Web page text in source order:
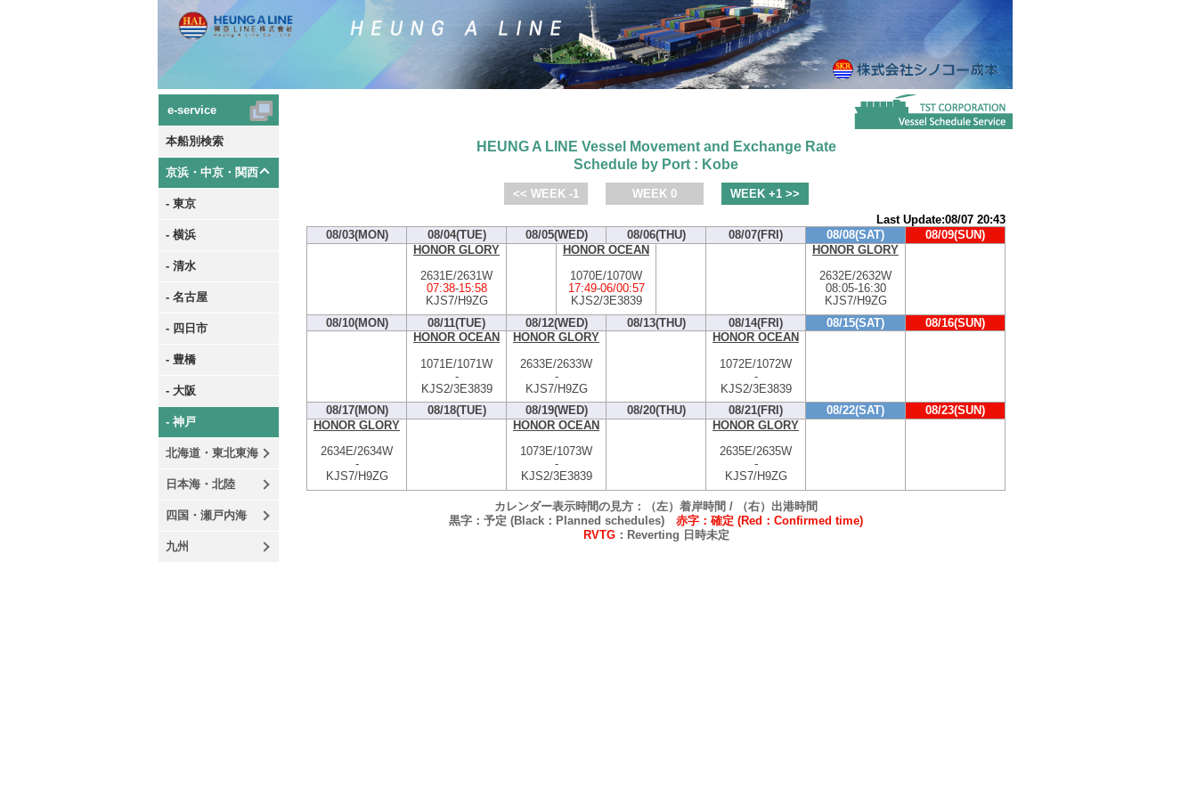
e-service
本船別検索
京浜・中京・関西
- 東京
- 横浜
- 清水
- 名古屋
- 四日市
- 豊橋
- 大阪
- 神戸
北海道・東北東海
日本海・北陸
四国・瀬戸内海
九州
HEUNG A LINE Vessel Movement and Exchange Rate
Schedule by Port : Kobe
<< WEEK -1 WEEK 0
WEEK +1 >>
Last Update:08/07 20:43
08/03(MON)
08/04(TUE) 08/05(WED) 08/06(THU) 08/07(FRI) 08/08(SAT)
08/09(SUN)
HONOR GLORY
2631E/2631W
07:38-15:58
KJS7/H9ZG
HONOR OCEAN
1070E/1070W
17:49-06/00:57
KJS2/3E3839
HONOR GLORY
2632E/2632W
08:05-16:30
KJS7/H9ZG
08/10(MON)
08/11(TUE) 08/12(WED) 08/13(THU) 08/14(FRI) 08/15(SAT)
08/16(SUN)
HONOR OCEAN
1071E/1071W
-
KJS2/3E3839
HONOR GLORY
2633E/2633W
-
KJS7/H9ZG
HONOR OCEAN
1072E/1072W
-
KJS2/3E3839
08/17(MON)
08/18(TUE) 08/19(WED) 08/20(THU) 08/21(FRI) 08/22(SAT)
08/23(SUN)
HONOR GLORY
2634E/2634W
-
KJS7/H9ZG
HONOR OCEAN
1073E/1073W
-
KJS2/3E3839
HONOR GLORY
2635E/2635W
-
KJS7/H9ZG
カレンダー表示時間の見方：（左）着岸時間 / （右）出港時間
黒字：予定 (Black：Planned schedules) 赤字：確定 (Red：Confirmed time)
RVTG：Reverting 日時未定